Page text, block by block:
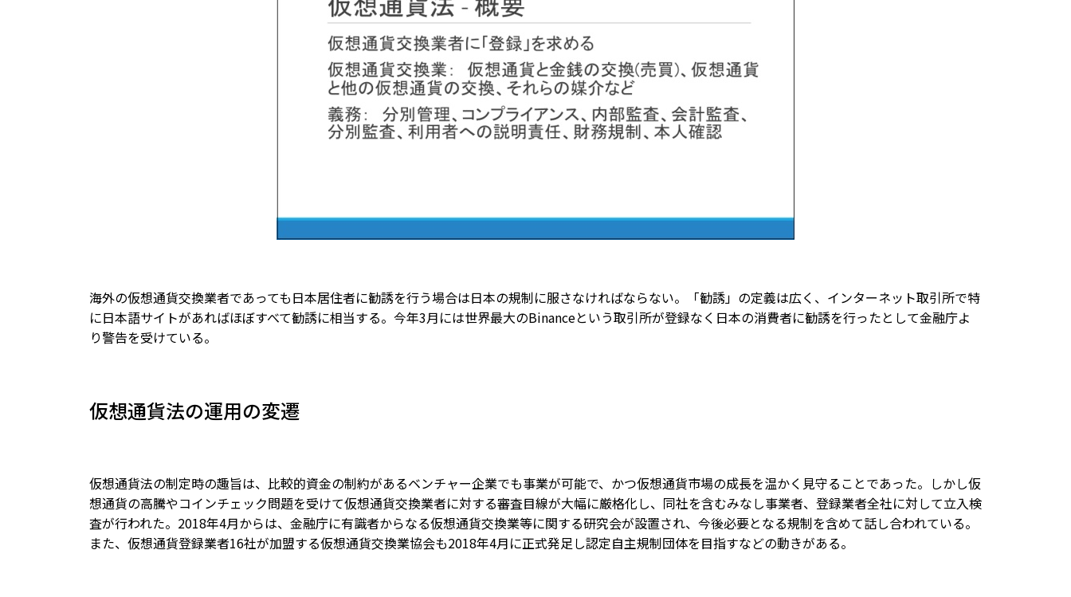
海外の仮想通貨交換業者であっても日本居住者に勧誘を行う場合は日本の規制に服さなければならない。「勧誘」の定義は広く、インターネット取引所で特
に日本語サイトがあればほぼすべて勧誘に相当する。今年3月には世界最大のBinanceという取引所が登録なく日本の消費者に勧誘を行ったとして金融庁よ
り警告を受けている。
仮想通貨法の運用の変遷
仮想通貨法の制定時の趣旨は、比較的資金の制約があるベンチャー企業でも事業が可能で、かつ仮想通貨市場の成長を温かく見守ることであった。しかし仮
想通貨の高騰やコインチェック問題を受けて仮想通貨交換業者に対する審査目線が大幅に厳格化し、同社を含むみなし事業者、登録業者全社に対して立入検
査が行われた。2018年4月からは、金融庁に有識者からなる仮想通貨交換業等に関する研究会が設置され、今後必要となる規制を含めて話し合われている。
また、仮想通貨登録業者16社が加盟する仮想通貨交換業協会も2018年4月に正式発足し認定自主規制団体を目指すなどの動きがある。